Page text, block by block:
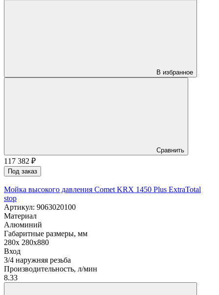
В избранное
Сравнить
117 382 ₽
Под заказ
Мойка высокого давления Comet KRX 1450 Plus ExtraTotal
stop
Артикул: 9063020100
Материал
Алюминий
Габаритные размеры, мм
280x 280x880
Вход
3/4 наружняя резьба
Производительность, л/мин
8.33